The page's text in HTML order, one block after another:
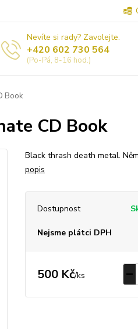
Nevíte si rady? Zavolejte.
+420 602 730 564
(Po-Pá, 8-16 hod.)
Book
CD Book
Black thrash death metal.
popis
Dostupnost
Nejsme plátci DPH
500 Kč/ks